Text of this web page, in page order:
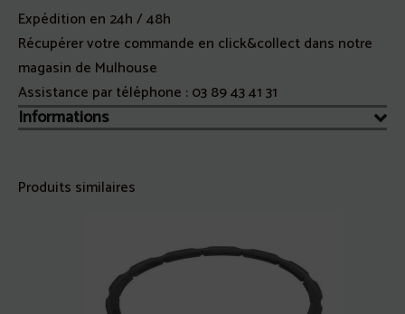
Filtre
à
charbon
hotte
Airforce
AFCFCA329B
Expédition en 24h / 48h
Récupérer votre commande en click&collect dans notre
magasin de Mulhouse
Assistance par téléphone :03 89 43 41 31
Informations
Produits similaires